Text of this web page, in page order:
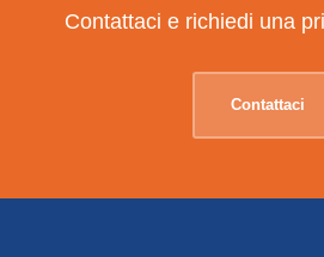
Contattaci e richiedi una
Contattaci